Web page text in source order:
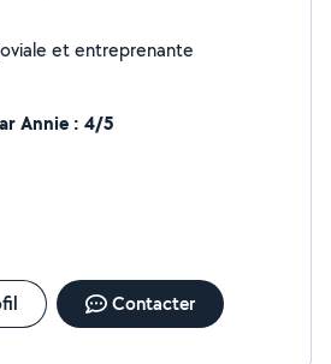
et entreprenante
Annie : 4/5
Contacter